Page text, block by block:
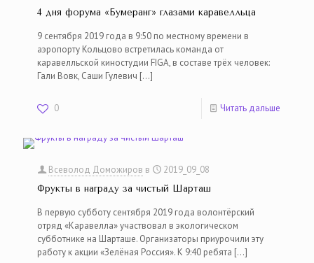
4 дня форума «Бумеранг» глазами каравелльца
9 сентября 2019 года в 9:50 по местному времени в
аэропорту Кольцово встретилась команда от
каравелльской киностудии FIGA, в составе трёх человек:
Гали Вовк, Саши Гулевич […]
0 Читать дальше
Всеволод Доможиров в 2019_09_08
Фрукты в награду за чистый Шарташ
В первую субботу сентября 2019 года волонтёрский
отряд «Каравелла» участвовал в экологическом
субботнике на Шарташе. Организаторы приурочили эту
работу к акции «Зелёная Россия». К 9:40 ребята […]